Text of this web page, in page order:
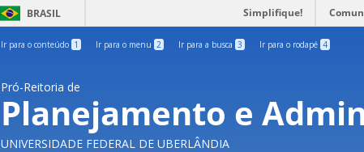
BRASIL Simplifique!
Ir para o conteúdo 1 Ir para o menu 2 Ir para a busca 3 Ir para o rodapé 4
Pró-Reitoria de
Planejamento e
UNIVERSIDADE FEDERAL DE UBERLÂNDIA